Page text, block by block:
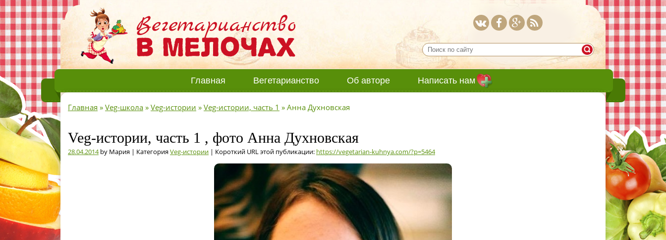
Главная Вегетарианство Об авторе Написать нам
Главная » Veg-школа » Veg-истории » Veg-истории, часть 1 » Анна Духновская
Veg-истории, часть 1 , фото Анна Духновская
28.04.2014by Мария | КатегорияVeg-истории | Короткий URL этой публикации: https://vegetarian-kuhnya.com/?p=5464